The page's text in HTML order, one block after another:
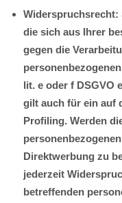
Widerspruchsrecht:
die sich aus Ihrer
gegen die
lit. e oder f DSGVO
gilt auch für ein auf
Profiling. Werden
Direktwerbung zu
jederzeit
betreffenden